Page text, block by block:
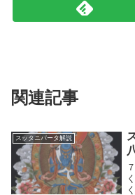
関連記事
スッタニパータ解説